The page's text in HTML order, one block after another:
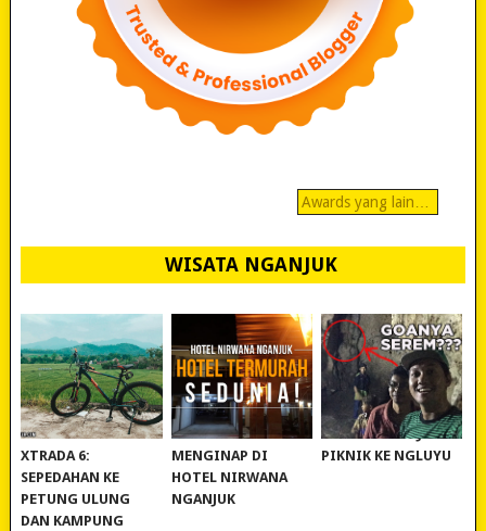
Awards yang lain…
WISATA NGANJUK
REVIEW POLYGON
XTRADA 6:
SEPEDAHAN KE
PETUNG ULUNG
DAN KAMPUNG
MURAH BANGET!
MENGINAP DI
HOTEL NIRWANA
NGANJUK
WISATA NGANJUK:
PIKNIK KE NGLUYU